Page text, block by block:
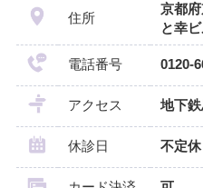
住所
京都
と幸
電話番号 0120-
アクセス 地下
休診日 不定休